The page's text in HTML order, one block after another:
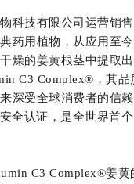
科技有限公司运营销
药用植物，从应用至
燥的姜黄根茎中提取出
C3 Complex®，其品
深受全球消费者的信
全认证，是全世界首
C3 Complex®姜黄